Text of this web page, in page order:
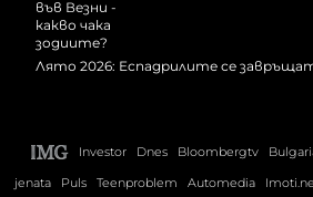
Лято 2026: Еспадрилите се
Investor Dnes Bloombergtv
jenata
Puls Teenproblem Automedia